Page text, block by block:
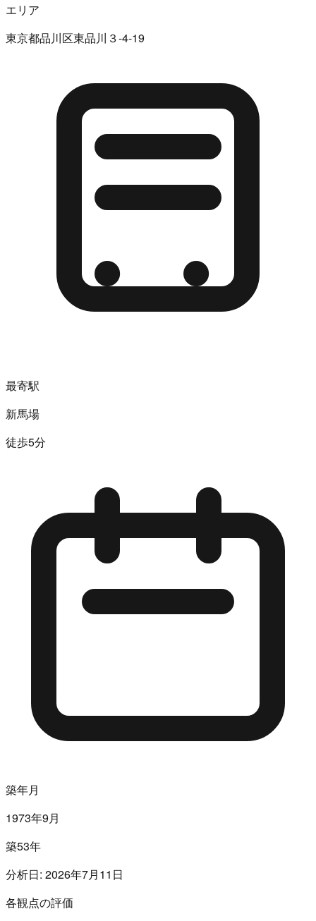
エリア
東京都品川区東品川３-4-19
最寄駅
新馬場
徒歩5分
築年月
1973年9月
築53年
分析日: 2026年7月11日
各観点の評価